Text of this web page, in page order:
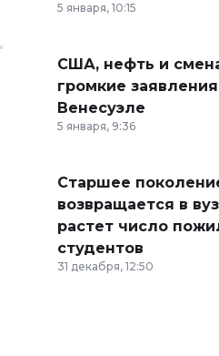
5 января, 10:15
США, нефть и
громкие
Венесуэле
5 января, 9:36
Старшее
возвращается в
растет число
студентов
31 декабря, 12:50